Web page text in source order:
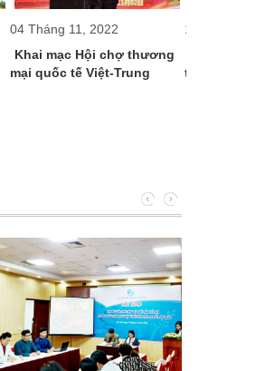
04 Tháng 11, 2022
Khai mạc Hội chợ thương
mại quốc tế Việt-Trung
19 Tháng 10,
thăm và làm